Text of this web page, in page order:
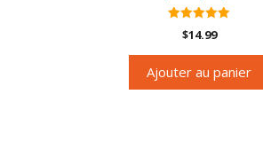
5.00
sur 5
$14.99
Ajouter au panier